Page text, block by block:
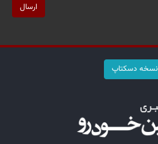
ارسال
نسخه دسکتاپ